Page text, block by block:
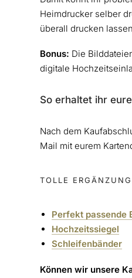
Heimdrucker selber
überall drucken
Bonus: Die
digitale
So erhaltet ihr
Nach dem
Mail mit eurem
TOLLE
Perfekt passende
Hochzeitssiegel
Schleifenbänder
Können wir unsere